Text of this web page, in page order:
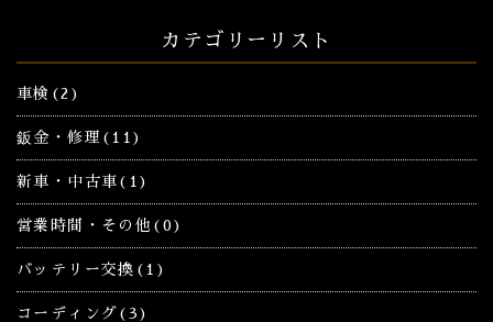
カテゴリーリスト
車検(2)
鈑金・修理(11)
新車・中古車(1)
営業時間・その他(0)
バッテリー交換(1)
コーディング(3)